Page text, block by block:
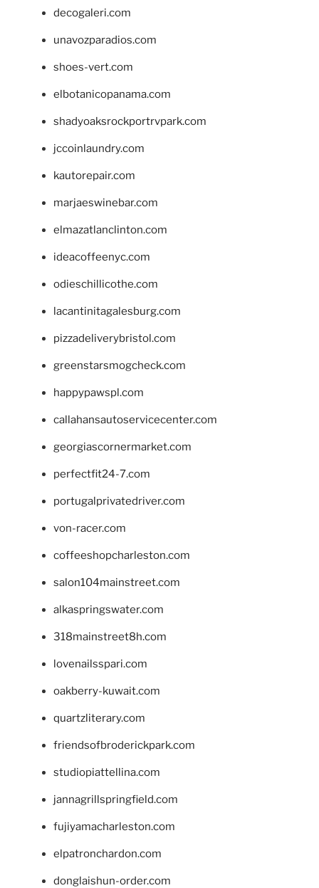
decogaleri.com
unavozparadios.com
shoes-vert.com
elbotanicopanama.com
shadyoaksrockportrvpark.com
jccoinlaundry.com
kautorepair.com
marjaeswinebar.com
elmazatlanclinton.com
ideacoffeenyc.com
odieschillicothe.com
lacantinitagalesburg.com
pizzadeliverybristol.com
greenstarsmogcheck.com
happypawspl.com
callahansautoservicecenter.com
georgiascornermarket.com
perfectfit24-7.com
portugalprivatedriver.com
von-racer.com
coffeeshopcharleston.com
salon104mainstreet.com
alkaspringswater.com
318mainstreet8h.com
lovenailsspari.com
oakberry-kuwait.com
quartzliterary.com
friendsofbroderickpark.com
studiopiattellina.com
jannagrillspringfield.com
fujiyamacharleston.com
elpatronchardon.com
donglaishun-order.com